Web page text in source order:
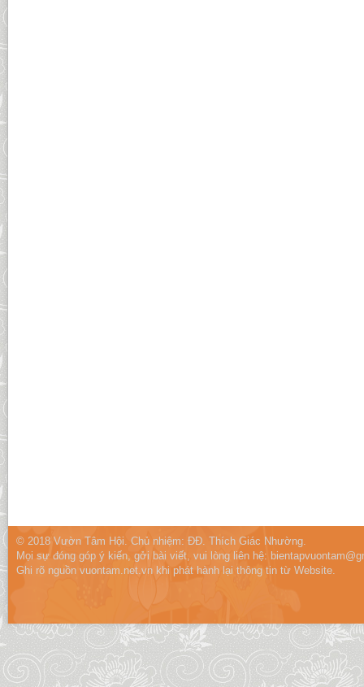
© 2018 Vườn Tâm Hội. Chủ nhiệm: ĐĐ. Thích Giác Nhường.
Mọi sự đóng góp ý kiến, gởi bài viết, vui lòng liên hệ:
Ghi rõ nguồn vuontam.net.vn khi phát hành lại thông tin từ Website.